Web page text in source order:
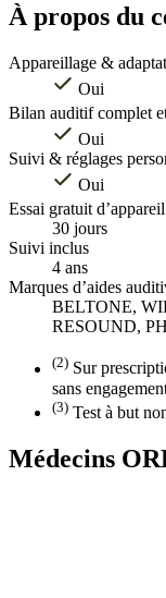
À propos du
Appareillage &
Oui
Bilan auditif complet
Oui
Suivi & réglages
Oui
Essai gratuit
30 jours
Suivi inclus
4 ans
Marques d’aides
BELTONE,
RESOUND,
(2) Sur
sans
(3) Test à but
Médecins